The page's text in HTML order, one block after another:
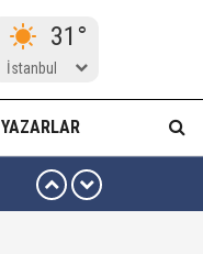
31°
İstanbul
YAZARLAR